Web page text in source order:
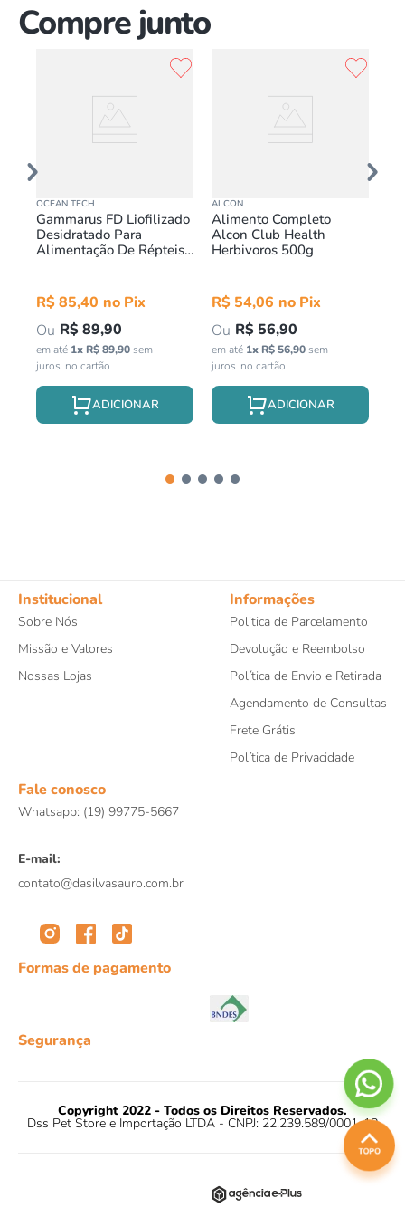
Compre junto
OCEAN TECH
Gammarus FD Liofilizado
Desidratado Para
Alimentação De Répteis
R$85,40
R$89,90
em até 1x R$89,90sem
juros
ALCON
Alimento Completo
Alcon Club Health
Herbivoros 500g
R$ 54,06
R$ 56,90
em até 1x R$56,90sem
juros
Institucional
Sobre Nós
Missão e Valores
Nossas Lojas
Informações
Politica de Parcelamento
Devolução e Reembolso
Política de Envio e Retirada
Agendamento de Consultas
Frete Grátis
Política de Privacidade
Fale conosco
Whatsapp: (19) 99775-5667
E-mail:
contato@dasilvasauro.com.br
Formas de pagamento
Segurança
Copyright 2022 - Todos os Direitos Reservados.
Dss Pet Store e Importação LTDA - CNPJ: 22.239.589/0001-18